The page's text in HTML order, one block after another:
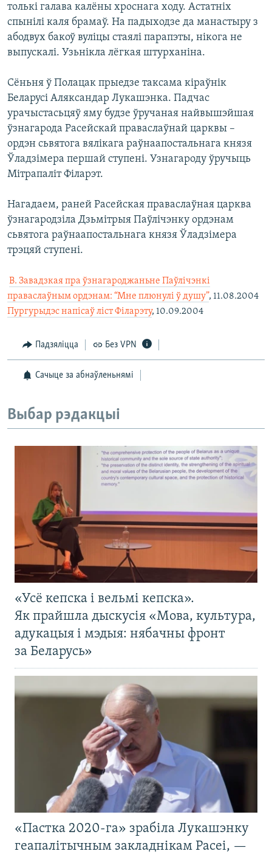
толькі галава калёны хроснага ходу. Астатніх
спынілі каля брамаў. На падыходзе да манастыру з
абодвух бакоў вуліцы стаялі парапэты, нікога не
выпускалі. Узьнікла лёгкая штурханіна.
Сёньня ў Полацак прыедзе таксама кіраўнік
Беларусі Аляксандар Лукашэнка. Падчас
урачыстасьцяў яму будзе ўручаная найвышэйшая
ўзнагарода Расейскай праваслаўнай царквы –
ордэн сьвятога вялікага раўнаапостальнага князя
Ўладзімера першай ступені. Узнагароду ўручыць
Мітрапаліт Філарэт.
Нагадаем, раней Расейская праваслаўная царква
ўзнагародзіла Дзьмітрыя Паўлічэнку ордэнам
сьвятога раўнаапостальнага князя Ўладзімера
трэцяй ступені.
В. Завадзкая пра ўзнагароджаньне Паўлічэнкі
праваслаўным ордэнам: “Мне плюнулі ў душу”, 11.08.2004 
Пургурыдэс напісаў ліст Філарэту, 10.09.2004
Падзяліцца Без VPN
Сачыце за абнаўленьнямі
Выбар рэдакцыі
«Усё кепска і вельмі кепска».
Як прайшла дыскусія «Мова, культура,
адукацыя і мэдыя: нябачны фронт
за Беларусь»
«Пастка 2020-га» зрабіла Лукашэнку
геапалітычным закладнікам Расеі, —